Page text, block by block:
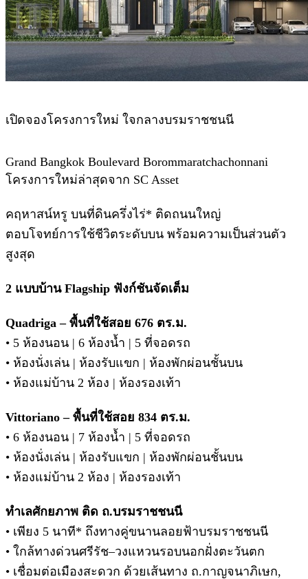
เปิดจองโครงการใหม่ ใจกลางบรมราชชนนี
Grand Bangkok Boulevard Borommaratchachonnani
โครงการใหม่ล่าสุดจาก SC Asset
คฤหาสน์หรู บนที่ดินครึ่งไร่* ติดถนนใหญ่
ตอบโจทย์การใช้ชีวิตระดับบน พร้อมความเป็นส่วนตัว
สูงสุด
2 แบบบ้าน Flagship ฟังก์ชันจัดเต็ม
Quadriga – พื้นที่ใช้สอย 676 ตร.ม.
• 5 ห้องนอน | 6 ห้องน้ำ | 5 ที่จอดรถ
• ห้องนั่งเล่น | ห้องรับแขก | ห้องพักผ่อนชั้นบน
• ห้องแม่บ้าน 2 ห้อง | ห้องรองเท้า
Vittoriano – พื้นที่ใช้สอย 834 ตร.ม.
• 6 ห้องนอน | 7 ห้องน้ำ | 5 ที่จอดรถ
• ห้องนั่งเล่น | ห้องรับแขก | ห้องพักผ่อนชั้นบน
• ห้องแม่บ้าน 2 ห้อง | ห้องรองเท้า
ทำเลศักยภาพ ติด ถ.บรมราชชนนี
• เพียง 5 นาที* ถึงทางคู่ขนานลอยฟ้าบรมราชชนนี
• ใกล้ทางด่วนศรีรัช–วงแหวนรอบนอกฝั่งตะวันตก
• เชื่อมต่อเมืองสะดวก ด้วยเส้นทาง ถ.กาญจนาภิเษก,